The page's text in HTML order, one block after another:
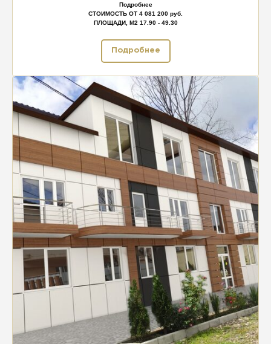
Подробнее
СТОИМОСТЬ ОТ 4 081 200 руб.
ПЛОЩАДИ, М2 17.90 - 49.30
Подробнее